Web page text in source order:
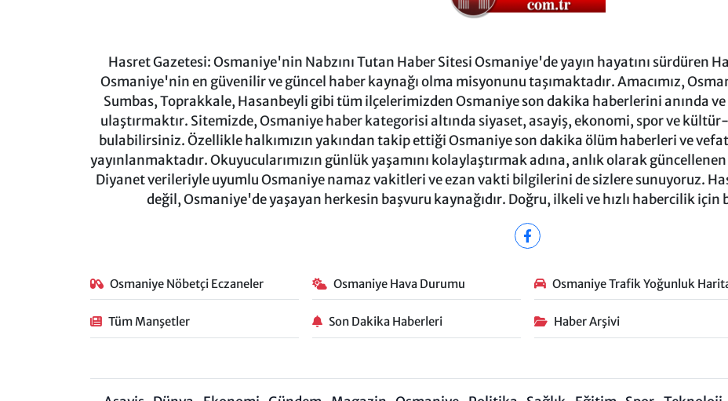
Hasret Gazetesi: Osmaniye'nin Nabzını Tutan Haber Sitesi Osmaniye'de yayın hayatını sürdüren
Osmaniye'nin en güvenilir ve güncel haber kaynağı olma misyonunu taşımaktadır. Amacımız,
Sumbas, Toprakkale, Hasanbeyli gibi tüm ilçelerimizden Osmaniye son dakika haberlerini anında ve
ulaştırmaktır. Sitemizde, Osmaniye haber kategorisi altında siyaset, asayiş, ekonomi, spor ve
bulabilirsiniz. Özellikle halkımızın yakından takip ettiği Osmaniye son dakika ölüm haberleri ve
yayınlanmaktadır. Okuyucularımızın günlük yaşamını kolaylaştırmak adına, anlık olarak
Diyanet verileriyle uyumlu Osmaniye namaz vakitleri ve ezan vakti bilgilerini de sizlere sunuyoruz.
değil, Osmaniye'de yaşayan herkesin başvuru kaynağıdır. Doğru, ilkeli ve hızlı habercilik
Osmaniye Nöbetçi Eczaneler Osmaniye Hava Durumu Osmaniye Trafik Yoğunluk
Tüm Manşetler Son Dakika Haberleri Haber Arşivi